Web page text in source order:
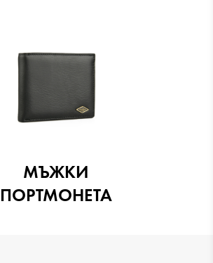
МЪЖКИ
ПОРТМОНЕТА